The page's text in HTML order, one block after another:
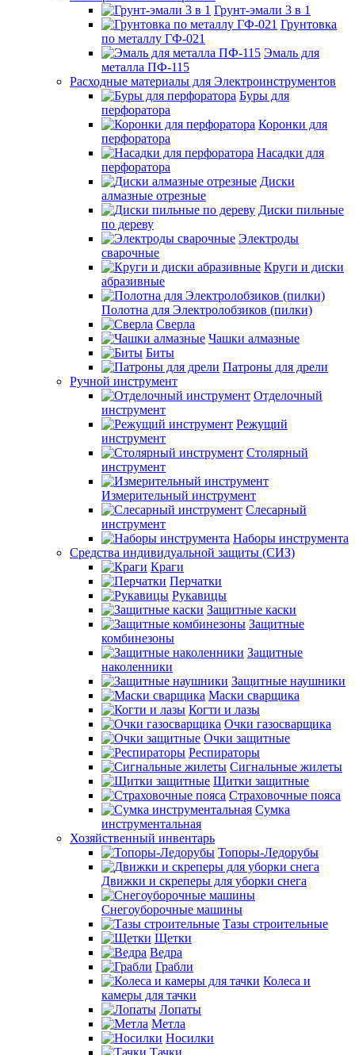
Грунт-эмали 3 в 1
Грунтовка
по металлу ГФ-021
Эмаль для
металла ПФ-115
Расходные материалы для Электроинструментов
Буры для
перфоратора
Коронки для
перфоратора
Насадки для
перфоратора
Диски
алмазные отрезные
Диски пильные
по дереву
Электроды
сварочные
Круги и диски
абразивные
Полотна для Электролобзиков (пилки)
Сверла
Чашки алмазные
Биты
Патроны для дрели
Ручной инструмент
Отделочный
инструмент
Режущий
инструмент
Столярный
инструмент
Измерительный инструмент
Слесарный
инструмент
Наборы инструмента
Средства индивидуальной защиты (СИЗ)
Краги
Перчатки
Рукавицы
Защитные каски
Защитные
комбинезоны
Защитные
наколенники
Защитные наушники
Маски сварщика
Когти и лазы
Очки газосварщика
Очки защитные
Респираторы
Сигнальные жилеты
Щитки защитные
Страховочные пояса
Сумка
инструментальная
Хозяйственный инвентарь
Топоры-Ледорубы
Движки и скреперы для уборки снега
Снегоуборочные машины
Тазы строительные
Щетки
Ведра
Грабли
Колеса и
камеры для тачки
Лопаты
Метла
Носилки
Тачки